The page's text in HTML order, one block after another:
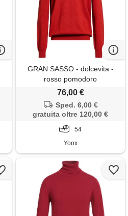
GRAN SASSO - dolcevita -
rosso pomodoro
76,00 €
Sped. 6,00 €
gratuita oltre 120,00 €
54
Yoox